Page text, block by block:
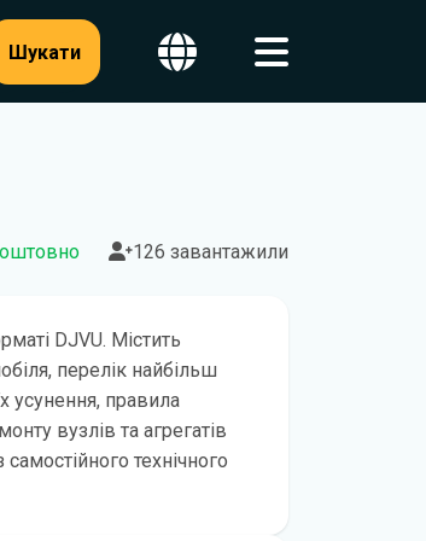
Шукати
126 завантажили
DJVU. Містить
перелік найбільш
усунення, правила
вузлів та агрегатів
технічного